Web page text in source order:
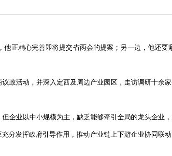
正精心完善即将提交省两会的提案；另一边，他还要
政活动，并深入定西及周边产业园区，走访调研十余
企业以中小规模为主，缺乏能够牵引全局的龙头企业
分发挥政府引导作用，推动产业链上下游企业协同联